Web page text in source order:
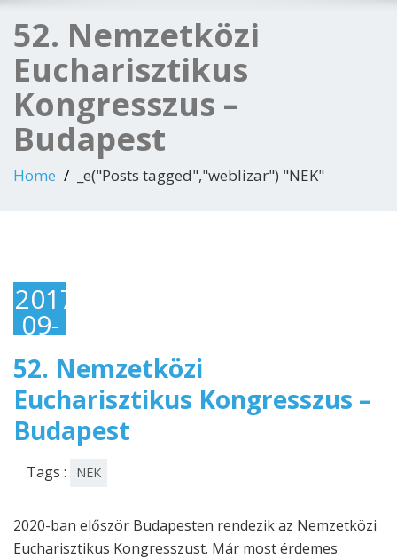
52. Nemzetközi
Eucharisztikus
Kongresszus –
Budapest
Home _e("Posts tagged","weblizar") "NEK"
2017-
09-
04
52. Nemzetközi
Eucharisztikus Kongresszus –
Budapest
Tags : NEK
2020-ban először Budapesten rendezik az Nemzetközi
Eucharisztikus Kongresszust. Már most érdemes